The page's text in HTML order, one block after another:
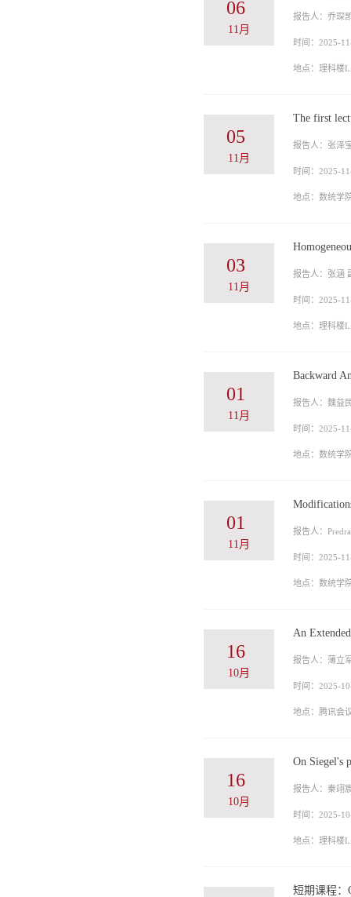
06
11月
报告人：乔琛
时间：2025-
地点：理科楼
05
11月
The first
报告人：张泽
时间：2025-
地点：数统学
03
11月
报告人：张涵
时间：2025-
地点：理科楼
01
11月
Backward
报告人：魏益
时间：2025-
地点：数统学
01
11月
报告人：
时间：2025-
地点：数统学
16
10月
An
报告人：薄立
时间：2025-
地点：腾讯会
16
10月
On Siegel's
报告人：秦翊
时间：2025-
地点：理科楼
短期课程：